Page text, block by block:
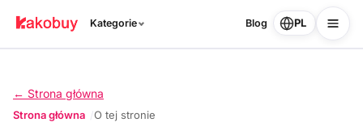
Kategorie Blog PL
← Strona główna
Strona główna O tej stronie